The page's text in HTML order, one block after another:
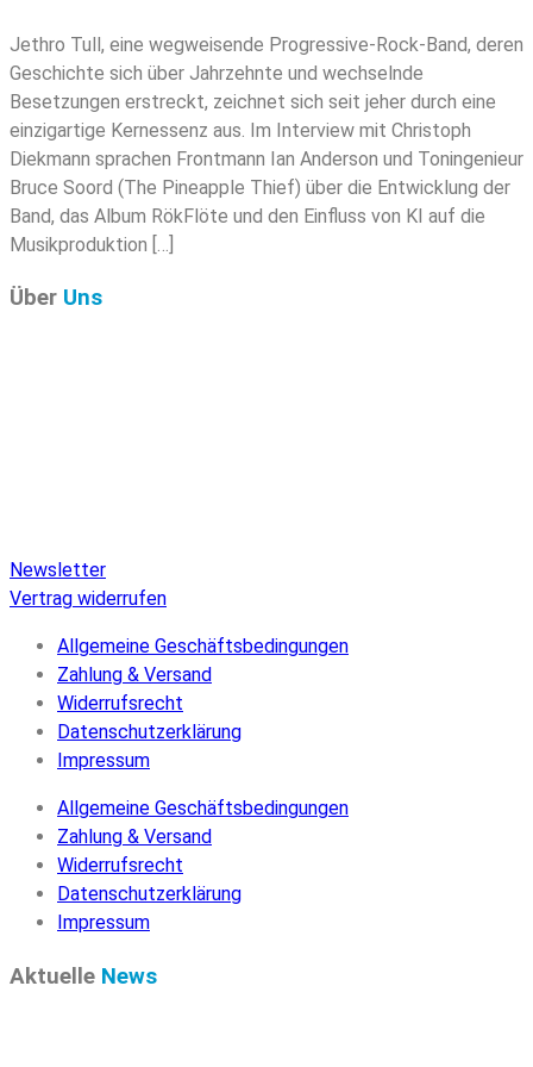
Jethro Tull, eine wegweisende Progressive-Rock-Band, deren
Geschichte sich über Jahrzehnte und wechselnde
Besetzungen erstreckt, zeichnet sich seit jeher durch eine
einzigartige Kernessenz aus. Im Interview mit Christoph
Diekmann sprachen Frontmann Ian Anderson und Toningenieur
Bruce Soord (The Pineapple Thief) über die Entwicklung der
Band, das Album RökFlöte und den Einfluss von KI auf die
Musikproduktion […]
Über Uns
Newsletter
Vertrag widerrufen
Allgemeine Geschäftsbedingungen
Zahlung & Versand
Widerrufsrecht
Datenschutzerklärung
Impressum
Allgemeine Geschäftsbedingungen
Zahlung & Versand
Widerrufsrecht
Datenschutzerklärung
Impressum
Aktuelle News